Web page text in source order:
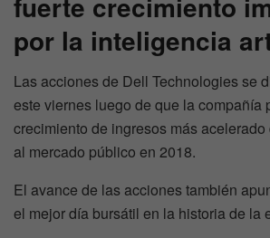
por la inteligencia
Las acciones de Dell Technologies se
este viernes luego de que la compañía
crecimiento de ingresos más
al mercado público en 2018.
El avance de las acciones también
el mejor día bursátil en la historia de la